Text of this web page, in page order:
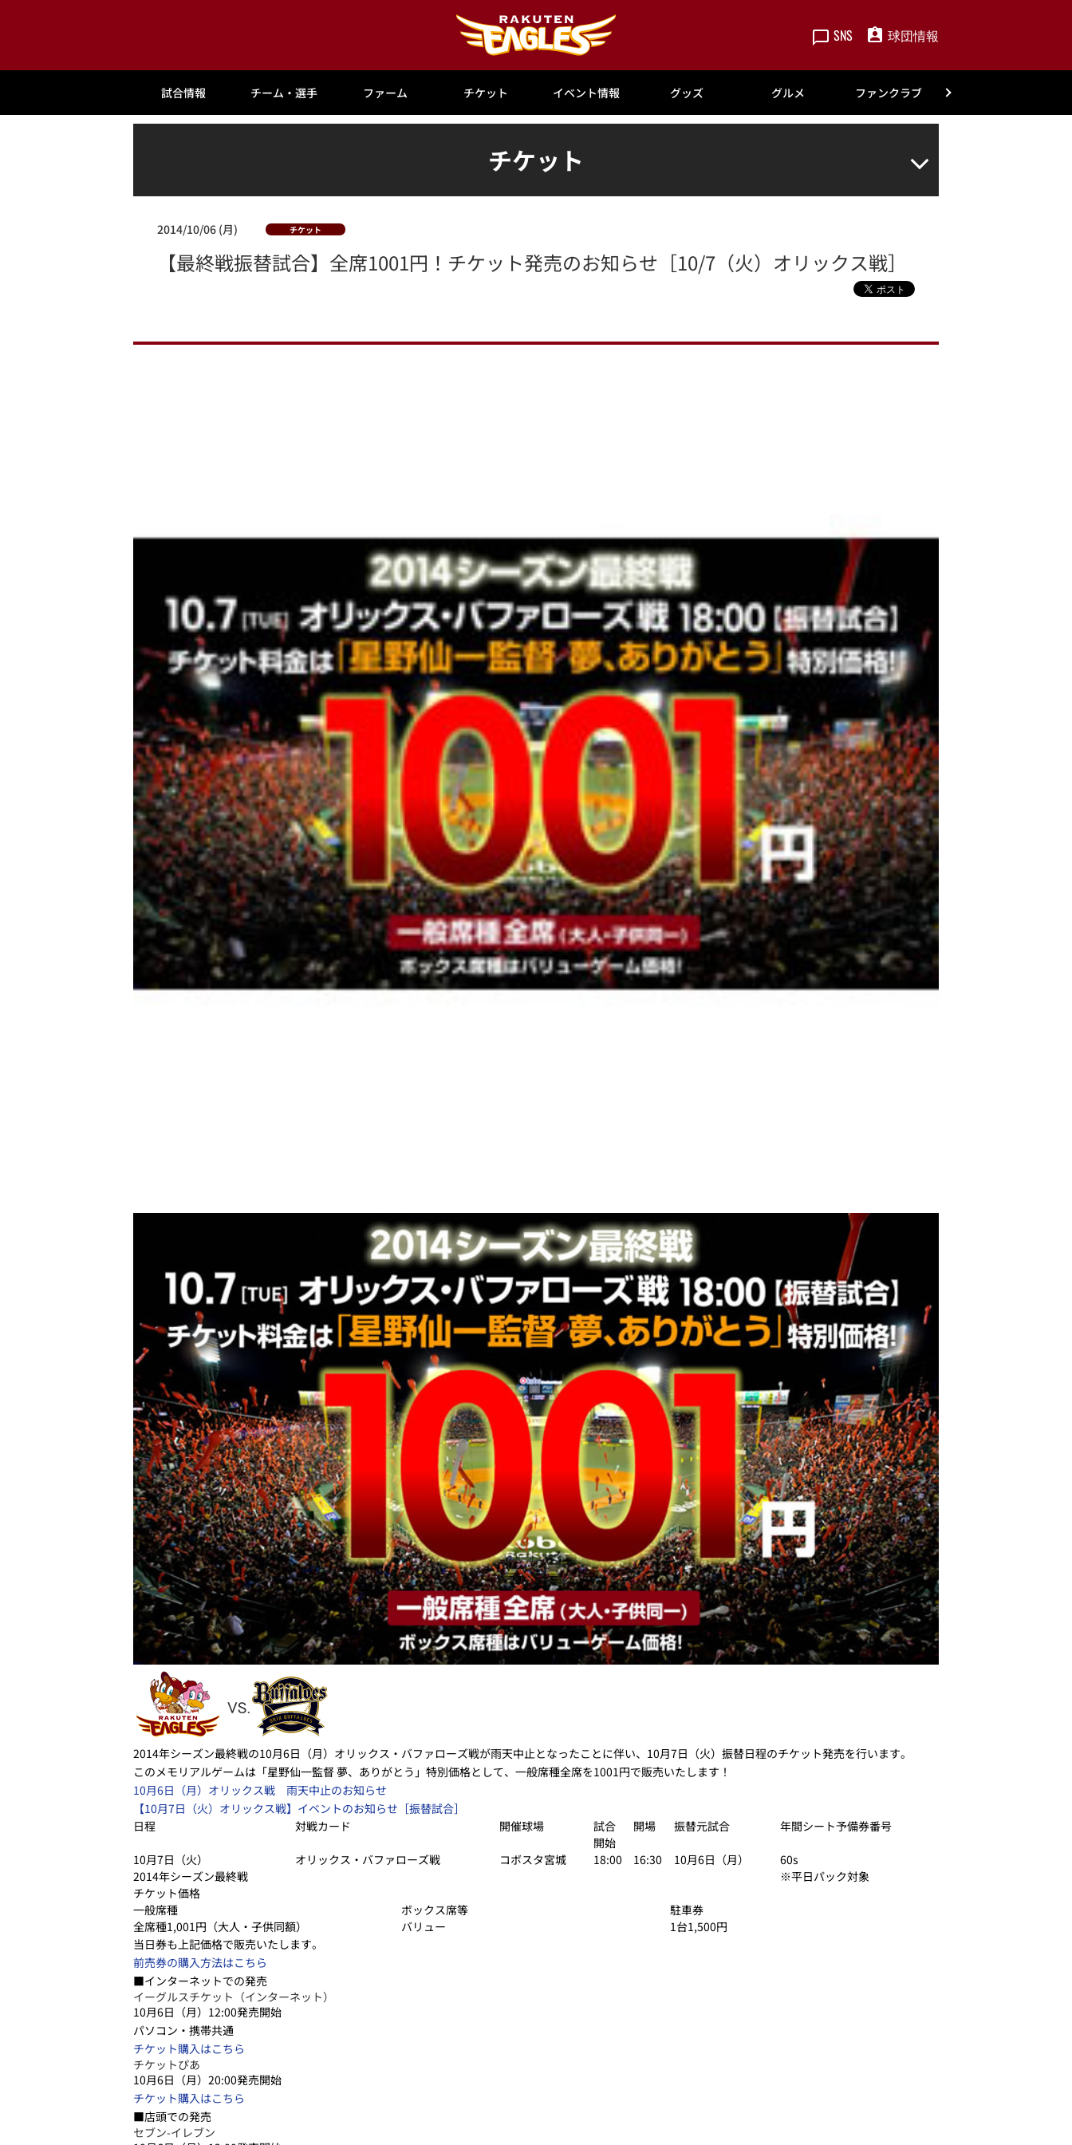
SNS 球団情報
試合情報 チーム・選手 ファーム チケット イベント情報 グッズ グルメ ファンクラブ
チケット
2014/10/06 (月) チケット
【最終戦振替試合】全席1001円！チケット発売のお知らせ［10/7（火）オリックス戦］
2014年シーズン最終戦の10月6日（月）オリックス・バファローズ戦が雨天中止となったことに伴い、10月7日（火）振替日程のチケット発売を行います。
このメモリアルゲームは「星野仙一監督 夢、ありがとう」特別価格として、一般席種全席を1001円で販売いたします！
10月6日（月）オリックス戦 雨天中止のお知らせ
【10月7日（火）オリックス戦】イベントのお知らせ［振替試合］
日程
対戦カード 開催球場
試合
開始
開場 振替元試合 年間シート予備券番号
10月7日（火）
2014年シーズン最終戦
オリックス・バファローズ戦 コボスタ宮城 18:00 16:30 10月6日（月）
60s
※平日パック対象
チケット価格
一般席種
ボックス席等
駐車券
全席種1,001円（大人・子供同額）
バリュー
1台1,500円
当日券も上記価格で販売いたします。
前売券の購入方法はこちら
■インターネットでの発売
イーグルスチケット（インターネット）
10月6日（月）12:00発売開始
パソコン・携帯共通
チケット購入はこちら
チケットぴあ
10月6日（月）20:00発売開始
チケット購入はこちら
■店頭での発売
セブン-イレブン